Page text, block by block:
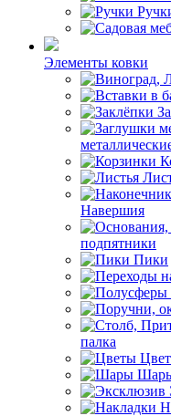
Элементы ковки
Навершия
подпятники
Пики
палка